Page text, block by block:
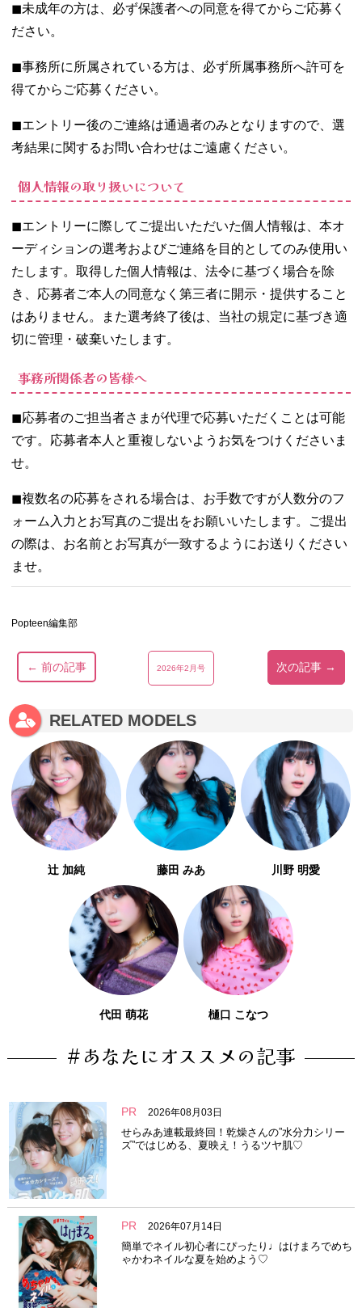
◼︎未成年の方は、必ず保護者への同意を得てからご応募く
ださい。
◼︎事務所に所属されている方は、必ず所属事務所へ許可を
得てからご応募ください。
◼︎エントリー後のご連絡は通過者のみとなりますので、選
考結果に関するお問い合わせはご遠慮ください。
個人情報の取り扱いについて
◼︎エントリーに際してご提出いただいた個人情報は、本オ
ーディションの選考およびご連絡を目的としてのみ使用い
たします。取得した個人情報は、法令に基づく場合を除
き、応募者ご本人の同意なく第三者に開示・提供すること
はありません。また選考終了後は、当社の規定に基づき適
切に管理・破棄いたします。
事務所関係者の皆様へ
◼︎応募者のご担当者さまが代理で応募いただくことは可能
です。応募者本人と重複しないようお気をつけくださいま
せ。
◼︎複数名の応募をされる場合は、お手数ですが人数分のフ
ォーム入力とお写真のご提出をお願いいたします。ご提出
の際は、お名前とお写真が一致するようにお送りください
ませ。
Popteen編集部
← 前の記事 2026年2月号 次の記事 →
RELATED MODELS
辻 加純 藤田 みあ 川野 明愛
代田 萌花 樋口 こなつ
#あなたにオススメの記事
PR 2026年08月03日
せらみあ連載最終回！乾燥さんの”水分力シリー
ズ”ではじめる、夏映え！うるツヤ肌♡
PR 2026年07月14日
簡単でネイル初心者にぴったり♩はけまろでめち
ゃかわネイルな夏を始めよう♡